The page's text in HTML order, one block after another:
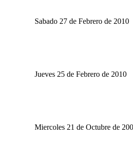
Sabado 27 de Febrero de 2010
Jueves 25 de Febrero de 2010
Miercoles 21 de Octubre de